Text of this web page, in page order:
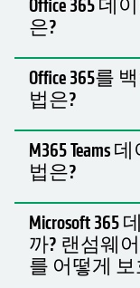
Office 365 데
은?
Office 365를
법은?
M365 Teams
법은?
Microsoft
까? 랜섬웨
를 어떻게